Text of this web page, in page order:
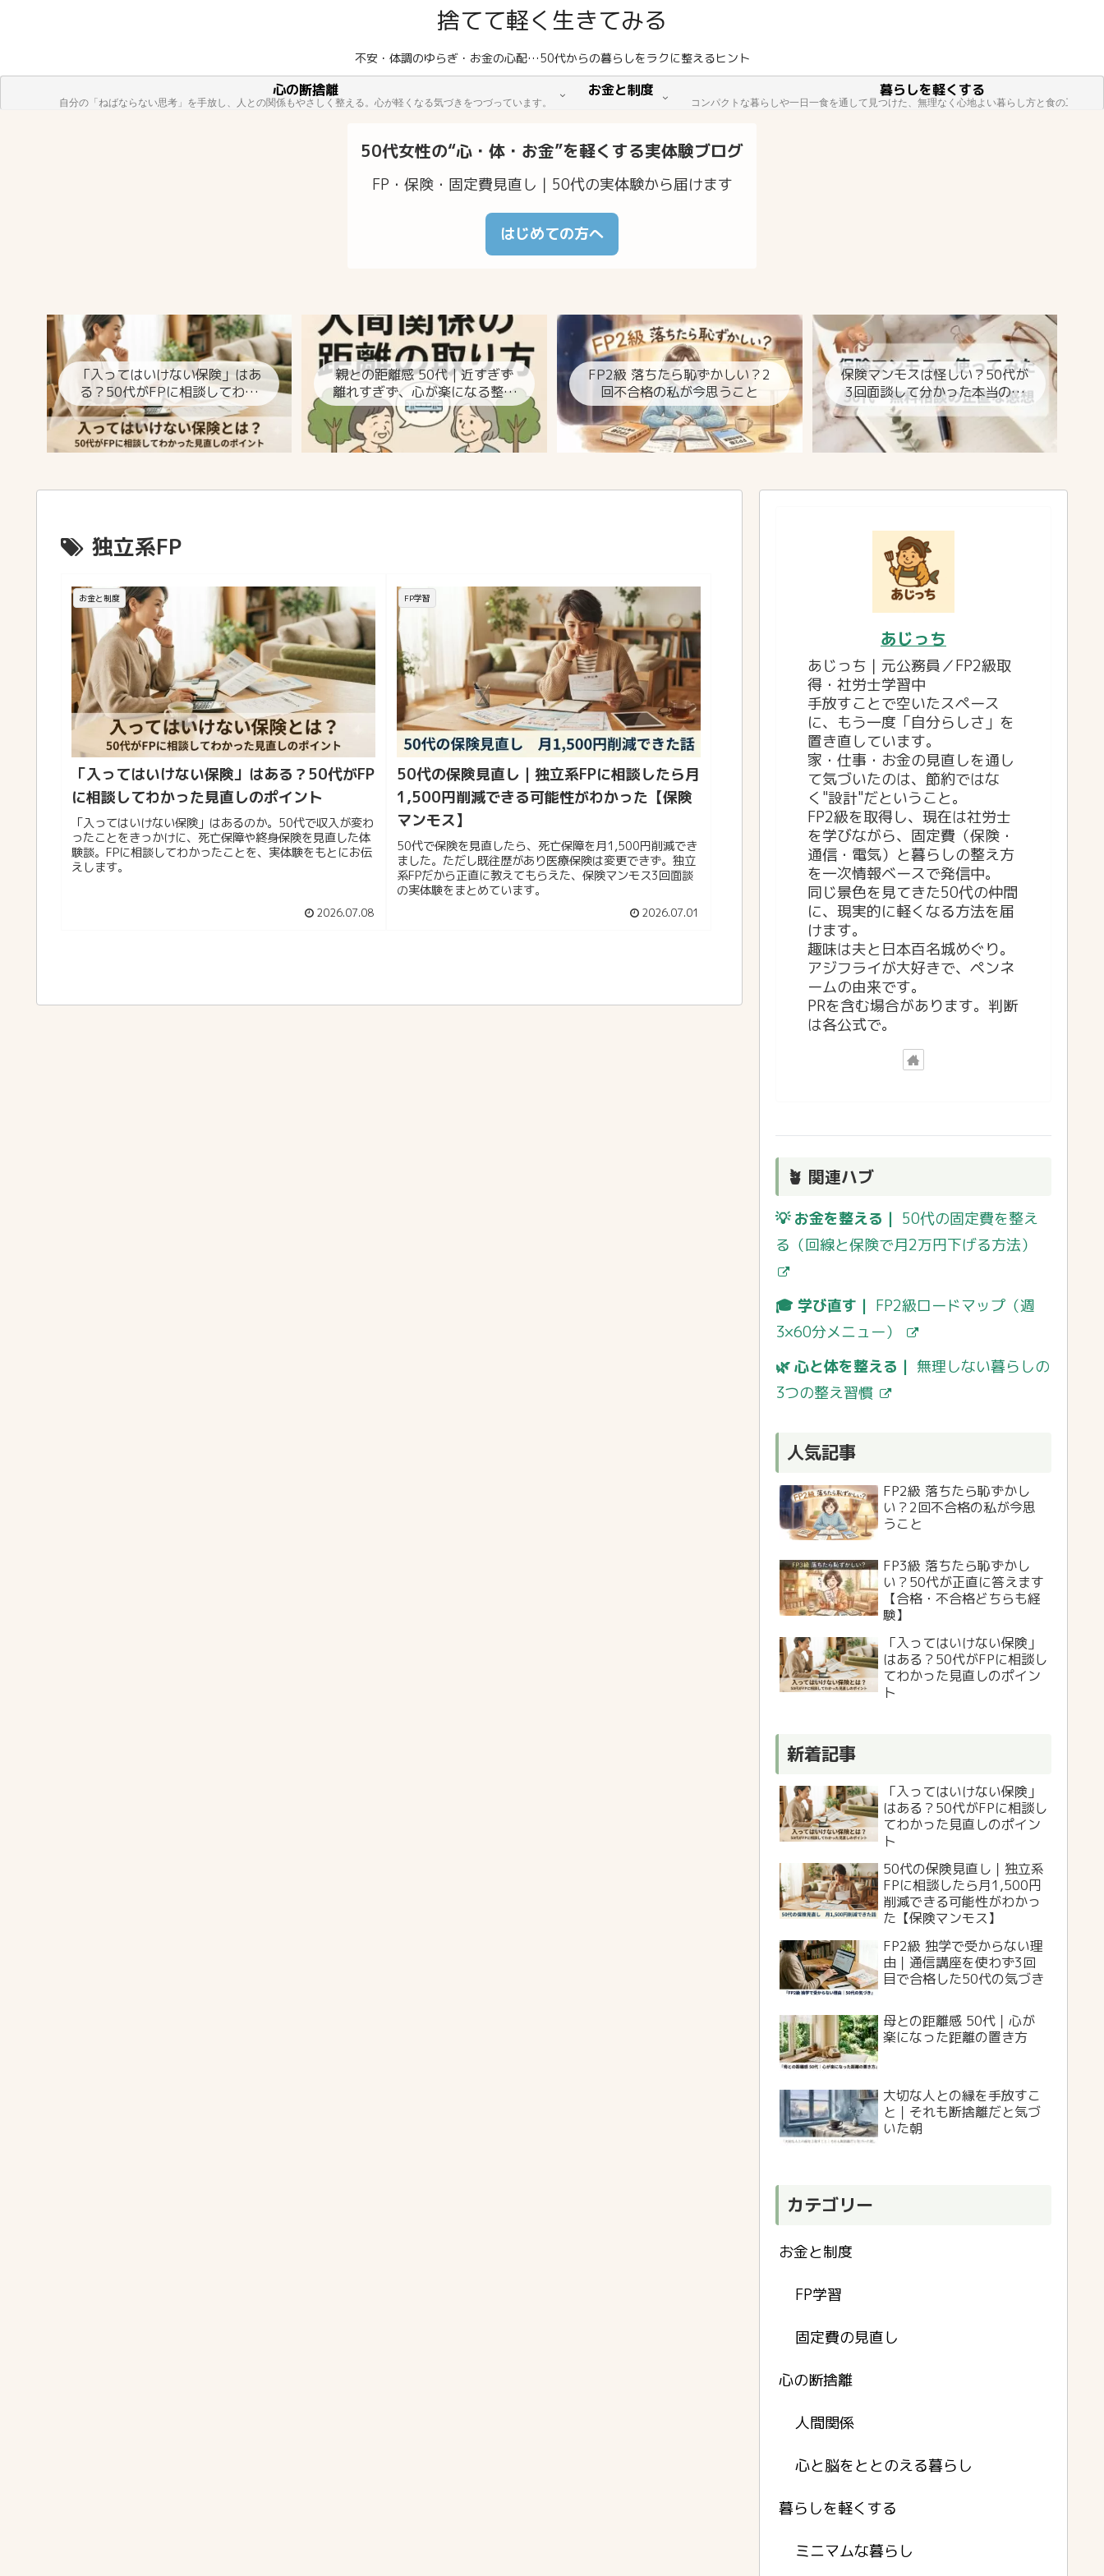
捨てて軽く生きてみる
不安・体調のゆらぎ・お金の心配…50代からの暮らしをラクに整えるヒント
心の断捨離
自分の「ねばならない思考」を手放し、人との関係もやさしく整える。心が軽くなる気づきをつづっています。
お金と制度 暮らしを軽くする
コンパクトな暮らしや一日一食を通して見つけた、無理なく心地よい暮らし方と食の工夫を
50代女性の“心・体・お金”を軽くする実体験ブログ
FP・保険・固定費見直し｜50代の実体験から届けます
はじめての方へ
「入ってはいけない保険」はあ
る？50代がFPに相談してわか
った見直しのポイント
親との距離感 50代｜近すぎず
離れすぎず、心が楽になる整え
方
FP2級 落ちたら恥ずかしい？2
回不合格の私が今思うこと
保険マンモスは怪しい？50代が
3回面談して分かった本当のと
ころ
独立系FP
お金と制度
「入ってはいけない保険」はある？50代がFP
に相談してわかった見直しのポイント
「入ってはいけない保険」はあるのか。50代で収入が変わ
ったことをきっかけに、死亡保障や終身保険を見直した体
験談。FPに相談してわかったことを、実体験をもとにお伝
えします。
2026.07.08
FP学習
50代の保険見直し｜独立系FPに相談したら月
1,500円削減できる可能性がわかった【保険
マンモス】
50代で保険を見直したら、死亡保障を月1,500円削減でき
ました。ただし既往歴があり医療保険は変更できず。独立
系FPだから正直に教えてもらえた、保険マンモス3回面談
の実体験をまとめています。
2026.07.01
あじっち
あじっち｜元公務員／FP2級取
得・社労士学習中
手放すことで空いたスペース
に、もう一度「自分らしさ」を
置き直しています。
家・仕事・お金の見直しを通し
て気づいたのは、節約ではな
く"設計"だということ。
FP2級を取得し、現在は社労士
を学びながら、固定費（保険・
通信・電気）と暮らしの整え方
を一次情報ベースで発信中。
同じ景色を見てきた50代の仲間
に、現実的に軽くなる方法を届
けます。
趣味は夫と日本百名城めぐり。
アジフライが大好きで、ペンネ
ームの由来です。
PRを含む場合があります。判断
は各公式で。
🪴 関連ハブ
💡 お金を整える｜ 50代の固定費を整え
る（回線と保険で月2万円下げる方法）
🎓 学び直す｜ FP2級ロードマップ（週
3×60分メニュー）
🌿 心と体を整える｜ 無理しない暮らしの
3つの整え習慣
人気記事
FP2級 落ちたら恥ずかし
い？2回不合格の私が今思
うこと
FP3級 落ちたら恥ずかし
い？50代が正直に答えます
【合格・不合格どちらも経
験】
「入ってはいけない保険」
はある？50代がFPに相談し
てわかった見直しのポイン
ト
新着記事
「入ってはいけない保険」
はある？50代がFPに相談し
てわかった見直しのポイン
ト
50代の保険見直し｜独立系
FPに相談したら月1,500円
削減できる可能性がわかっ
た【保険マンモス】
FP2級 独学で受からない理
由｜通信講座を使わず3回
目で合格した50代の気づき
母との距離感 50代｜心が
楽になった距離の置き方
大切な人との縁を手放すこ
と｜それも断捨離だと気づ
いた朝
カテゴリー
お金と制度
FP学習
固定費の見直し
心の断捨離
人間関係
心と脳をととのえる暮らし
暮らしを軽くする
ミニマムな暮らし